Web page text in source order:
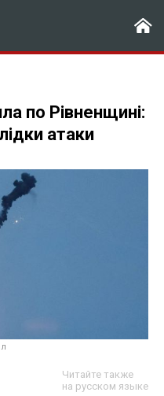
по Рівненщині:
атаки
Читайте также
на русском языке